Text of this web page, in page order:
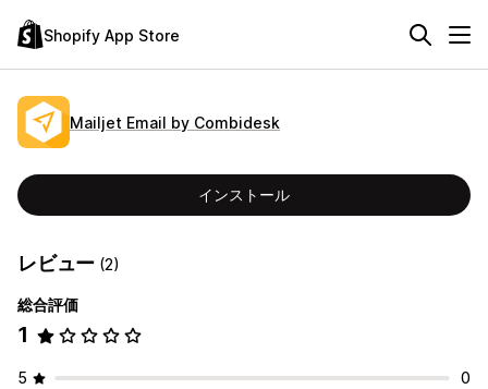
Shopify App Store
Mailjet Email by Combidesk
インストール
レビュー (2)
総合評価
1
5
0